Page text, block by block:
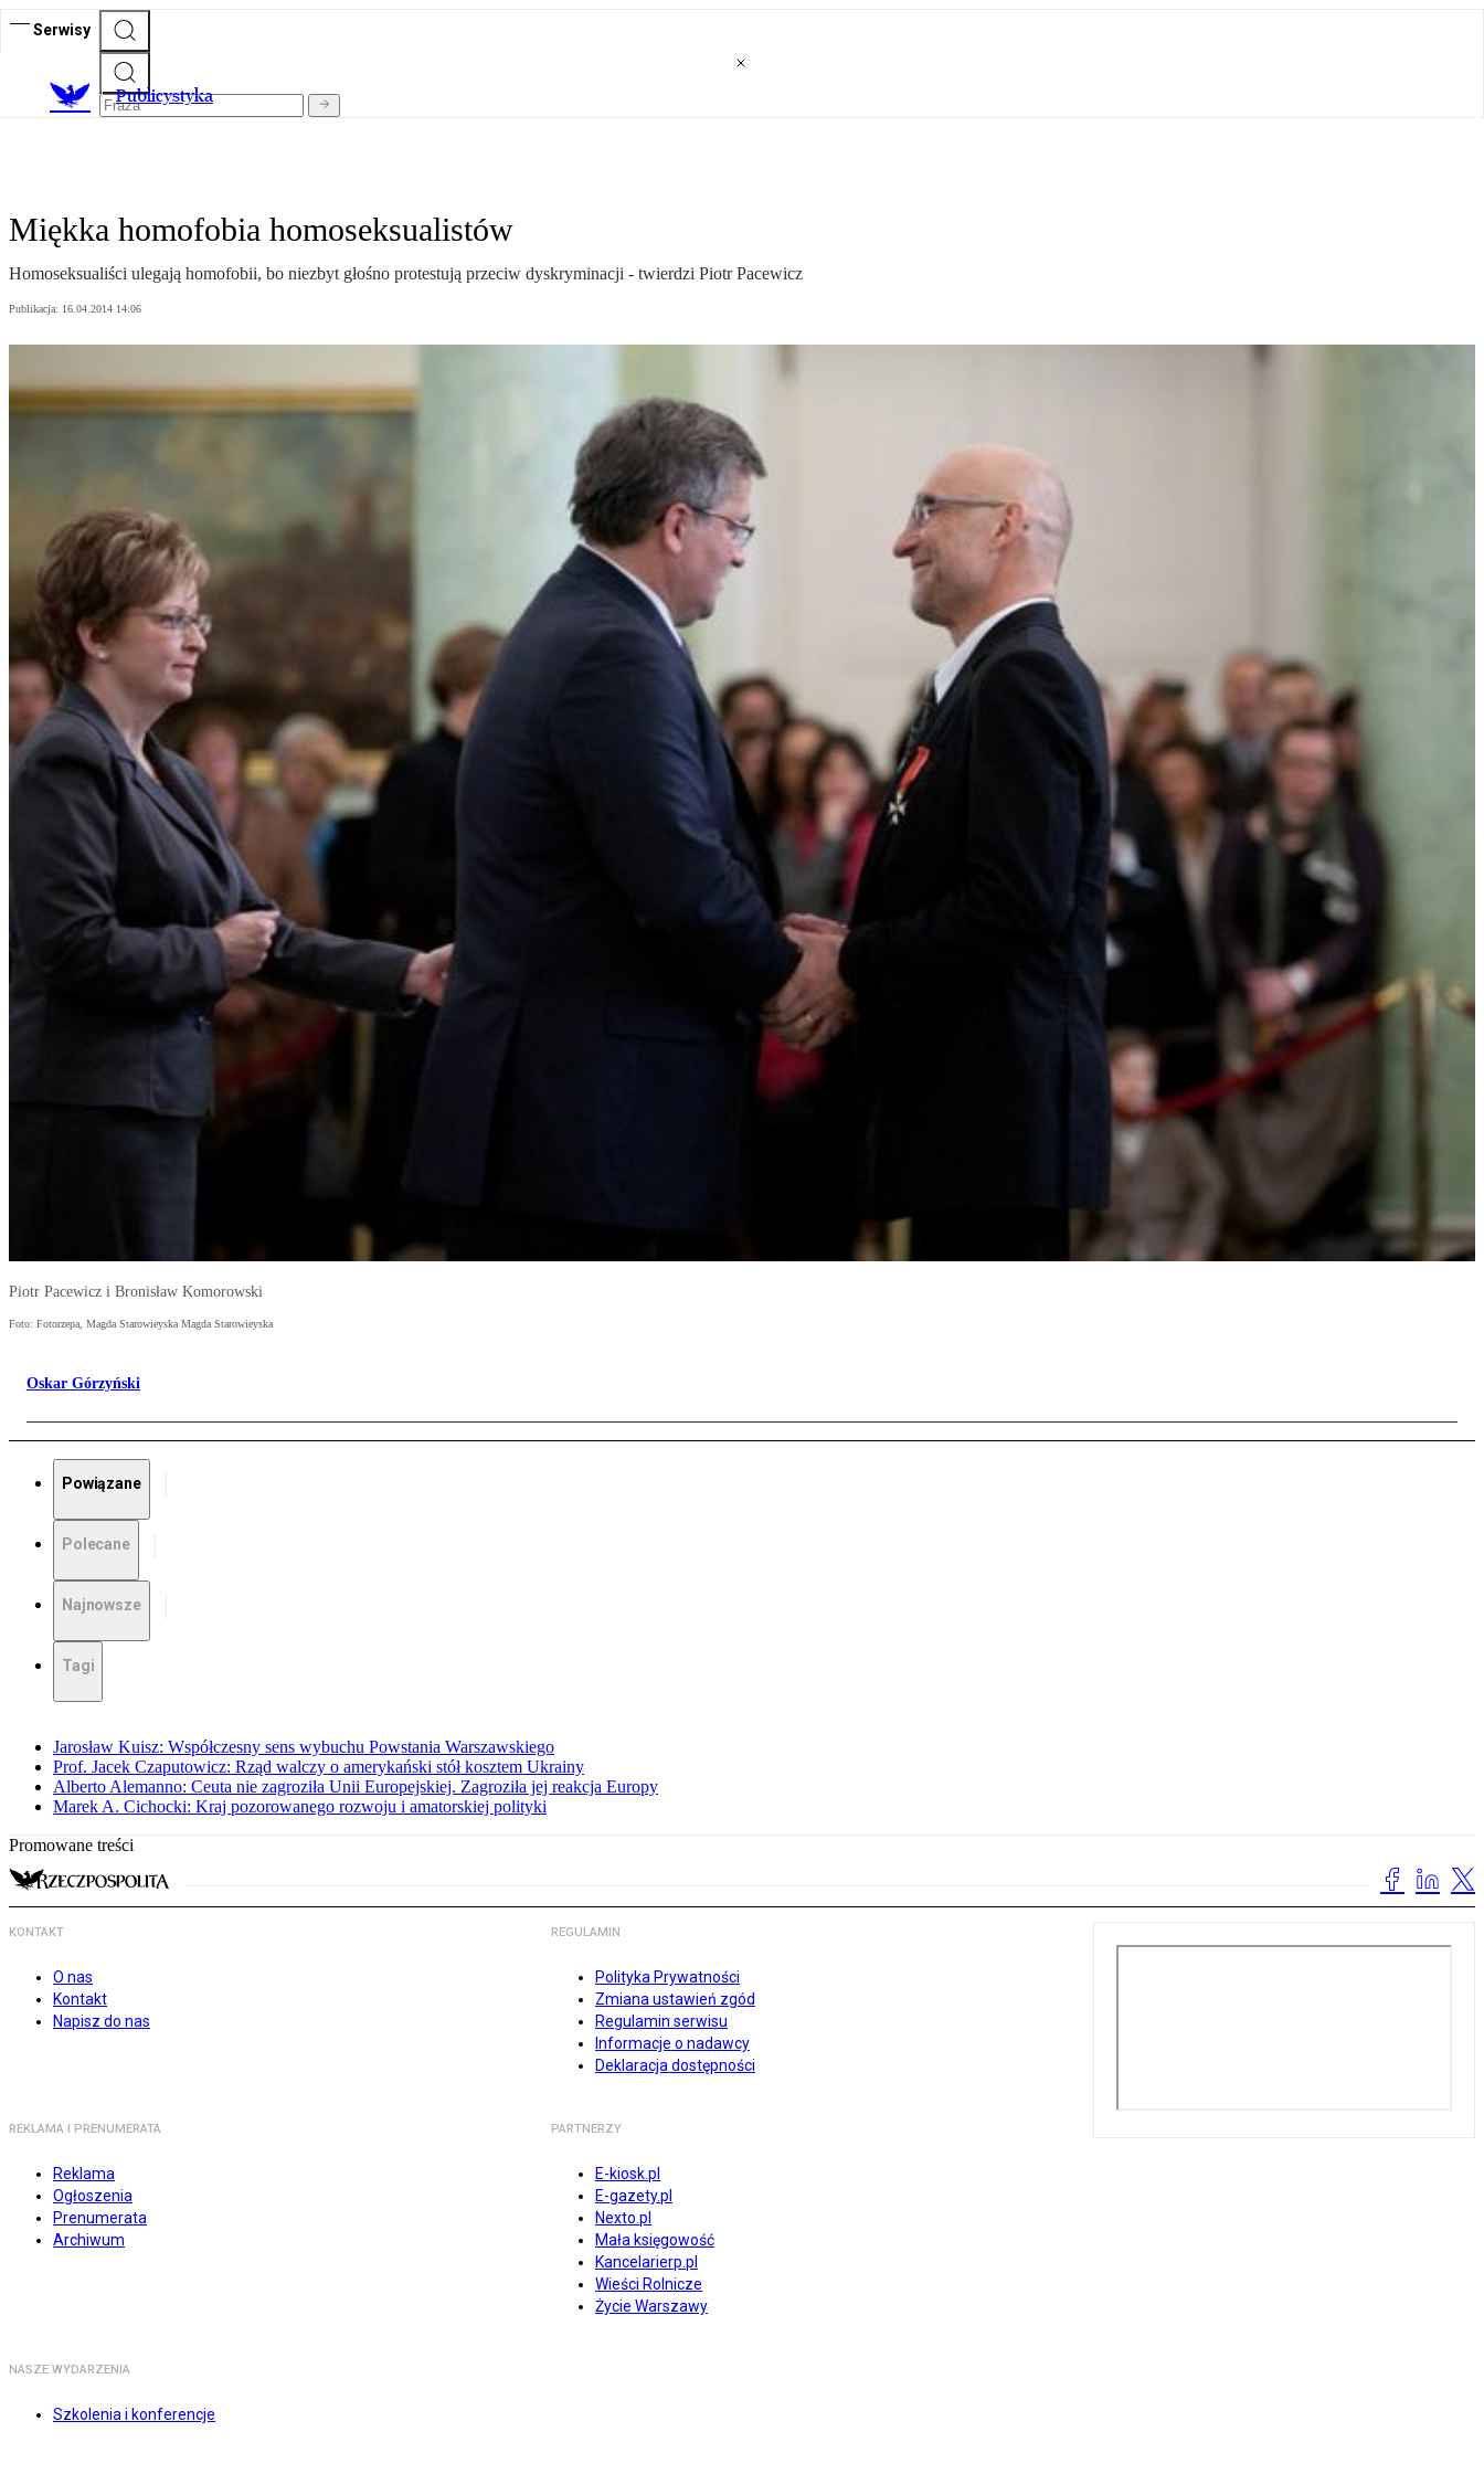
Serwisy
Publicystyka
Miękka homofobia homoseksualistów
Homoseksualiści ulegają homofobii, bo niezbyt głośno protestują przeciw dyskryminacji - twierdzi Piotr Pacewicz
Publikacja: 16.04.2014 14:06
Piotr Pacewicz i Bronisław Komorowski
Foto: Fotorzepa, Magda Starowieyska Magda Starowieyska
Oskar Górzyński
Powiązane
Polecane
Najnowsze
Tagi
Jarosław Kuisz: Współczesny sens wybuchu Powstania Warszawskiego
Prof. Jacek Czaputowicz: Rząd walczy o amerykański stół kosztem Ukrainy
Alberto Alemanno: Ceuta nie zagroziła Unii Europejskiej. Zagroziła jej reakcja Europy
Marek A. Cichocki: Kraj pozorowanego rozwoju i amatorskiej polityki
Promowane treści
KONTAKT
O nas
Kontakt
Napisz do nas
REGULAMIN
Polityka Prywatności
Zmiana ustawień zgód
Regulamin serwisu
Informacje o nadawcy
Deklaracja dostępności
REKLAMA I PRENUMERATA
Reklama
Ogłoszenia
Prenumerata
Archiwum
PARTNERZY
E-kiosk.pl
E-gazety.pl
Nexto.pl
Mała księgowość
Kancelarierp.pl
Wieści Rolnicze
Życie Warszawy
NASZE WYDARZENIA
Szkolenia i konferencje